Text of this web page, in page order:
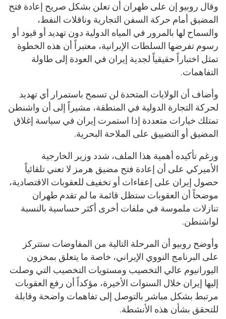
وقال روبيو إن على طهران أن تعلن بشكل صريح إعادة فتح
المضيق أمام حركة السفن التجارية وناقلات النفط،
والسماح لها بالمرور في المياه الدولية دون تهديد أو قيود أو
رسوم تفرضها السلطات الإيرانية، معتبراً أن هذه الخطوة
تمثل اختباراً حقيقياً لجدية إيران في العودة إلى طاولة
التفاهمات.
وأضاف أن الولايات المتحدة لن تسمح باستمرار أي تهديد
لحركة التجارة الدولية في المنطقة، مشيراً إلى أن واشنطن
تمتلك خيارات متعددة إذا استمرت إيران في سياسة إغلاق
المضيق أو التضييق على الملاحة البحرية.
ورغم تأكيده أهمية هذا الملف، شدد وزير الخارجية
الأميركي على أن إعادة فتح مضيق هرمز لا تعني تلقائياً
حصول إيران على إعفاءات أو تخفيف للعقوبات الاقتصادية،
موضحاً أن العقوبات ستظل قائمة ما لم تقدم طهران
تنازلات ملموسة في ملفات أخرى أكثر حساسية بالنسبة
لواشنطن.
وأوضح روبيو أن المرحلة التالية من المفاوضات ستتركز
على البرنامج النووي الإيراني، خاصة ما يتعلق بمخزون
اليورانيوم عالي التخصيب ومستويات التخصيب التي وصلت
إليها إيران خلال السنوات الأخيرة، مؤكداً أن رفع العقوبات
مرتبط بشكل مباشر بالتوصل إلى تفاهمات واضحة وقابلة
للتحقق بشأن هذه الأنشطة.